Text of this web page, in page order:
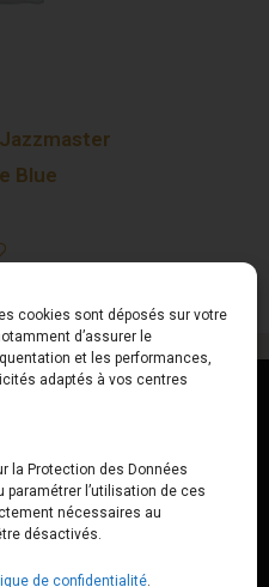
cookies sont déposés sur votre
d’assurer le
et les performances,
adaptés à vos centres
la Protection des Données
paramétrer l’utilisation de ces
nécessaires au
désactivés.
de confidentialité.
Blue
Vendredi
// 14h00 –